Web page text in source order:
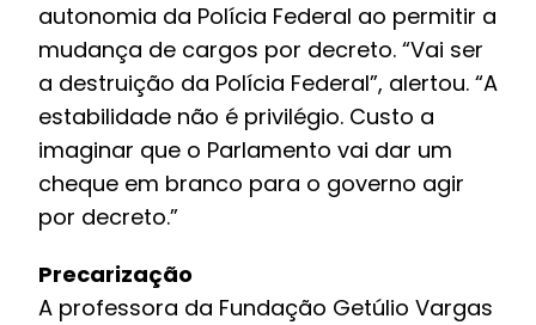
autonomia da Polícia Federal ao permitir a
mudança de cargos por decreto. “Vai ser
a destruição da Polícia Federal”, alertou. “A
estabilidade não é privilégio. Custo a
imaginar que o Parlamento vai dar um
cheque em branco para o governo agir
por decreto.”
Precarização
A professora da Fundação Getúlio Vargas